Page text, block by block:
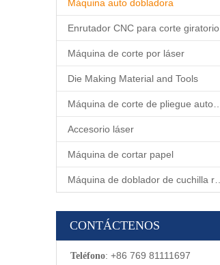
Máquina auto dobladora
Enrutador CNC para corte giratorio
Máquina de corte por láser
Die Making Material and Tools
Accesorio láser
Máquina de cortar papel
CONTÁCTENOS
Teléfono: +86 769 81111697